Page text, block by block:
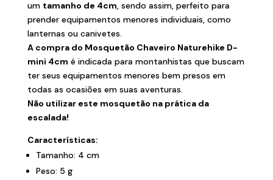
um tamanho de 4cm, sendo assim, perfeito para
prender equipamentos menores individuais, como
lanternas ou canivetes.
A compra do Mosquetão Chaveiro Naturehike D-
mini 4cm é indicada para montanhistas que buscam
ter seus equipamentos menores bem presos em
todas as ocasiões em suas aventuras.
Não utilizar este mosquetão na prática da
escalada!
Características:
Tamanho: 4 cm
Peso: 5 g